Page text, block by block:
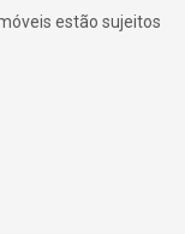
estão sujeitos